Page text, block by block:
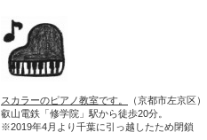
スカラーのピアノ教室です。
（京都市左京区）
叡山電鉄「修学院」駅から徒歩20分。
※2019年4月より千葉に引っ越したため閉鎖